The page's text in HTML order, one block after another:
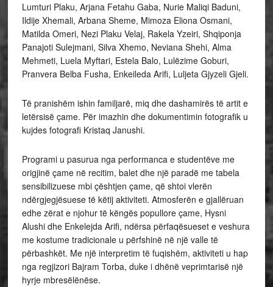
Lumturi Plaku, Arjana Fetahu Gaba, Nurie Maliqi Baduni,
Ildije Xhemali, Arbana Sheme, Mimoza Eliona Osmani,
Matilda Omeri, Nezi Plaku Velaj, Rakela Yzeiri, Shqiponja
Panajoti Sulejmani, Silva Xhemo, Neviana Shehi, Alma
Mehmeti, Luela Myftari, Estela Balo, Lulëzime Goburi,
Pranvera Belba Fusha, Enkeileda Arifi, Luljeta Gjyzeli Gjeli.
Të pranishëm ishin familjarë, miq dhe dashamirës të artit e
letërsisë çame. Për imazhin dhe dokumentimin fotografik u
kujdes fotografi Kristaq Janushi.
Programi u pasurua nga performanca e studentëve me
origjinë çame në recitim, balet dhe një paradë me tabela
sensibilizuese mbi çështjen çame, që shtoi vlerën
ndërgjegjësuese të këtij aktiviteti. Atmosferën e gjallëruan
edhe zërat e njohur të këngës popullore çame, Hysni
Alushi dhe Enkelejda Arifi, ndërsa përfaqësueset e veshura
me kostume tradicionale u përfshinë në një valle të
përbashkët. Me një interpretim të fuqishëm, aktiviteti u hap
nga regjizori Bajram Torba, duke i dhënë veprimtarisë një
hyrje mbresëlënëse.